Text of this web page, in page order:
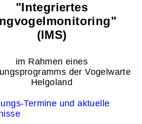
"Integriertes
(IMS)
im Rahmen eines
der Vogelwarte
Helgoland
Termine und aktuelle